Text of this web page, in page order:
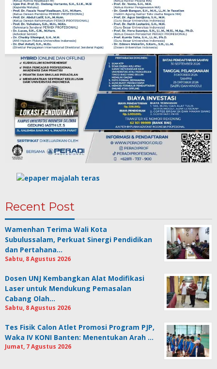
Recent Post
Wamenhan Terima Wali Kota
Subulussalam, Perkuat Sinergi Pendidikan
dan Pertahana…
Sabtu, 8 Agustus 2026
Dosen UNJ Kembangkan Alat Modifikasi
Laser untuk Mendukung Pemasalan
Cabang Olah…
Sabtu, 8 Agustus 2026
Tes Fisik Calon Atlet Promosi Program PJP,
Waka IV KONI Banten: Menentukan Arah …
Jumat, 7 Agustus 2026